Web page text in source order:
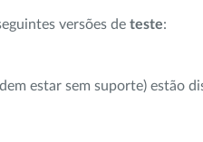
versões de teste:
estar sem suporte) estão